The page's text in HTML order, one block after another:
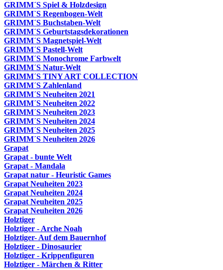
GRIMM´S Spiel & Holzdesign
GRIMM`S Regenbogen-Welt
GRIMM´S Buchstaben-Welt
GRIMM´S Geburtstagsdekorationen
GRIMM´S Magnetspiel-Welt
GRIMM´S Pastell-Welt
GRIMM´S Monochrome Farbwelt
GRIMM´S Natur-Welt
GRIMM´S TINY ART COLLECTION
GRIMM´S Zahlenland
GRIMM´S Neuheiten 2021
GRIMM´S Neuheiten 2022
GRIMM´S Neuheiten 2023
GRIMM´S Neuheiten 2024
GRIMM´S Neuheiten 2025
GRIMM´S Neuheiten 2026
Grapat
Grapat - bunte Welt
Grapat - Mandala
Grapat natur - Heuristic Games
Grapat Neuheiten 2023
Grapat Neuheiten 2024
Grapat Neuheiten 2025
Grapat Neuheiten 2026
Holztiger
Holztiger - Arche Noah
Holztiger- Auf dem Bauernhof
Holztiger - Dinosaurier
Holztiger - Krippenfiguren
Holztiger - Märchen & Ritter